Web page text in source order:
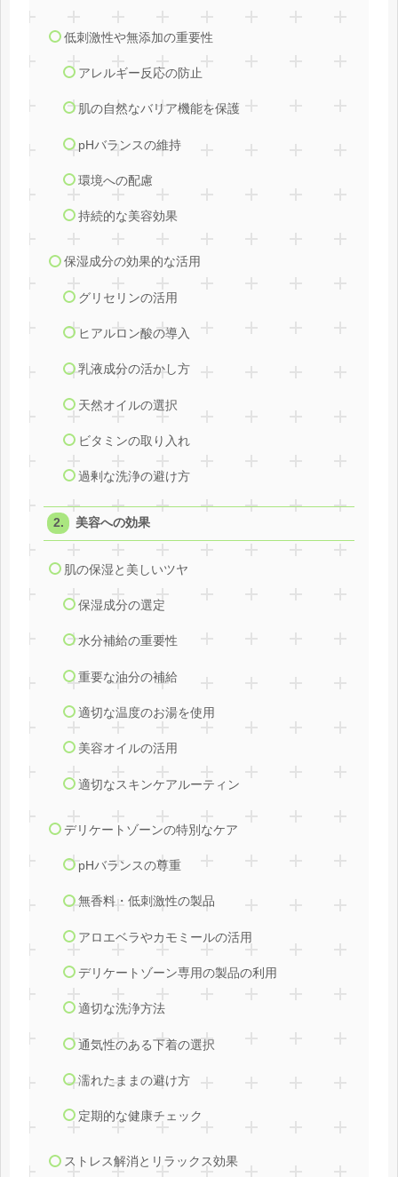
低刺激性や無添加の重要性
アレルギー反応の防止
肌の自然なバリア機能を保護
pHバランスの維持
環境への配慮
持続的な美容効果
保湿成分の効果的な活用
グリセリンの活用
ヒアルロン酸の導入
乳液成分の活かし方
天然オイルの選択
ビタミンの取り入れ
過剰な洗浄の避け方
美容への効果
肌の保湿と美しいツヤ
保湿成分の選定
水分補給の重要性
重要な油分の補給
適切な温度のお湯を使用
美容オイルの活用
適切なスキンケアルーティン
デリケートゾーンの特別なケア
pHバランスの尊重
無香料・低刺激性の製品
アロエベラやカモミールの活用
デリケートゾーン専用の製品の利用
適切な洗浄方法
通気性のある下着の選択
濡れたままの避け方
定期的な健康チェック
ストレス解消とリラックス効果